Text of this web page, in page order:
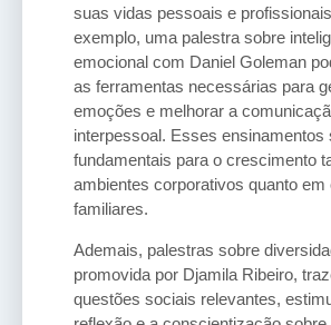
suas vidas pessoais e
exemplo, uma palestra sobre
emocional com Daniel Goleman
as ferramentas necessárias para
emoções e melhorar a
interpessoal. Esses ensinamentos
fundamentais para o crescimento
ambientes corporativos quanto em
familiares.
Ademais, palestras sobre
promovida por Djamila Ribeiro,
questões sociais relevantes,